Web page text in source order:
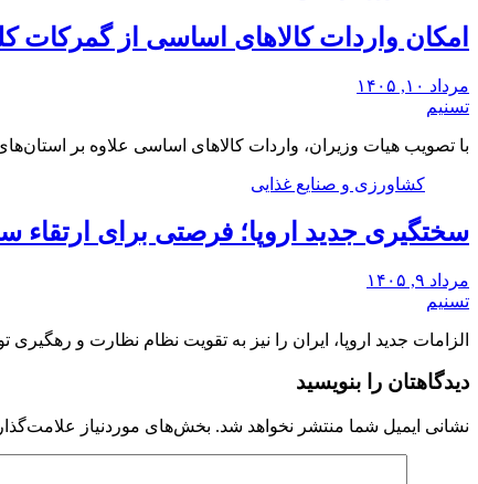
امکان واردات کالاهای اساسی از گمرکات
مرداد ۱۰, ۱۴۰۵
تسنیم
با تصویب هیات وزیران، واردات کالاهای اساسی علاوه بر
کشاورزی و صنایع غذایی
سختگیری جدید اروپا؛ فرصتی برای ارتقاء
مرداد ۹, ۱۴۰۵
تسنیم
الزامات جدید اروپا، ایران را نیز به تقویت نظام نظارت و
دیدگاهتان را بنویسید
نشانی ایمیل شما منتشر نخواهد شد. بخش‌های موردنیاز